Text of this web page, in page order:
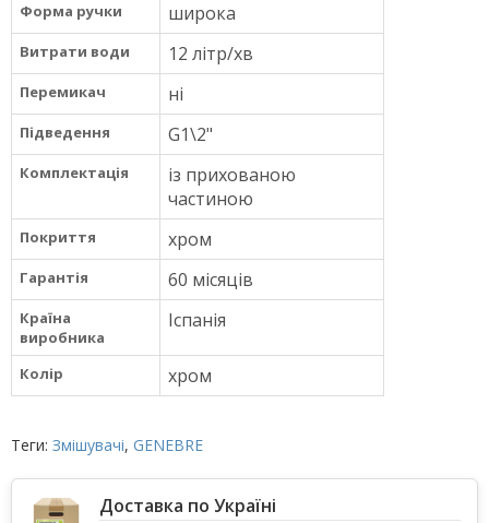
Форма ручки широка
Витрати води 12 літр/хв
Перемикач ні
Підведення G1\2"
Комплектація
із прихованою
частиною
Покриття хром
Гарантія 60 місяців
Країна
виробника
Іспанія
Колір хром
Теги: Змішувачі, GENEBRE
Доставка по Україні